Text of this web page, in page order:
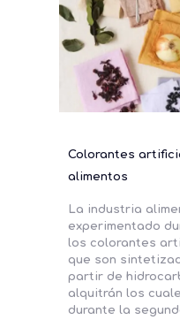
Colorantes
alimentos
La industria
experimentado
los colorantes
que son
partir de
alquitrán los
durante la